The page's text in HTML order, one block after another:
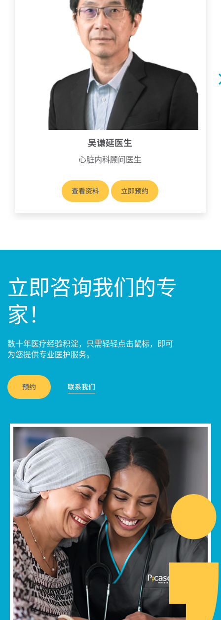
吴谦延医生
心脏内科顾问医生
查看资料 立即预约
立即咨询我们的专
家！
数十年医疗经验积淀，只需轻轻点击鼠标，即可
为您提供专业医护服务。
预约 联系我们